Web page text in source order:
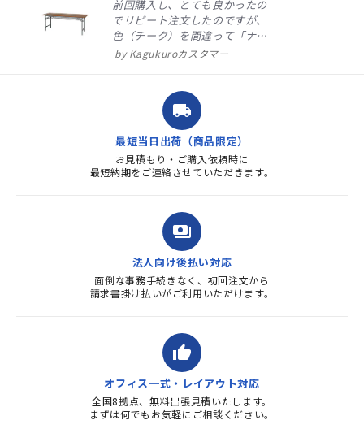
前回購入し、とても良かったの
でリピート注文したのですが、
色（チーク）を間違って「ナチ
ュラル」としてしまいました。
ました。商品到着も早く、品
質・使いやすさで満足していま
す。また、リピートするときは
よろしくお...
Kagukuroカスタマー
local_shipping
最短当日出荷（商品限定）
お見積もり・ご購入依頼時に
最短納期をご連絡させていただきます。
payments
法人向け後払い対応
面倒な事務手続きなく、初回注文から
請求書掛け払いがご利用いただけます。
thumb_up
オフィス一式・レイアウト対応
全国8拠点、無料出張見積いたします。
まずは何でもお気軽にご相談ください。